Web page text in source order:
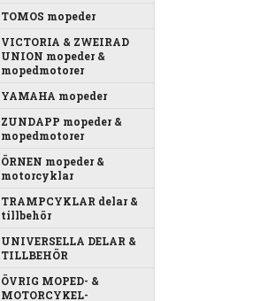
TOMOS mopeder
VICTORIA & ZWEIRAD
UNION mopeder &
mopedmotorer
YAMAHA mopeder
ZUNDAPP mopeder &
mopedmotorer
ÖRNEN mopeder &
motorcyklar
TRAMPCYKLAR delar &
tillbehör
UNIVERSELLA DELAR &
TILLBEHÖR
ÖVRIG MOPED- &
MOTORCYKEL-